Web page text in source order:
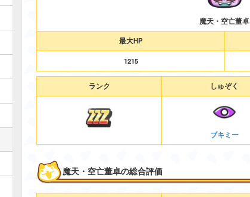
魔天・空亡董卓
最大HP
1215
ランク しゅぞく
ブキミー
魔天・空亡董卓の総合評価